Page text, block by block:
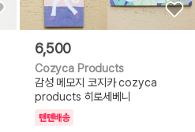
6,500
Cozyca Products
감성 메모지 코지카 cozyca
products 히로세베니
텐텐배송